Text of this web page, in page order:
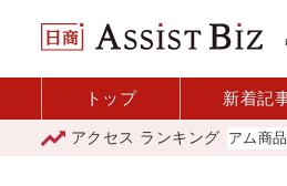
トップ 新着記
アクセス ランキング
「青森市プレミアム商品券」